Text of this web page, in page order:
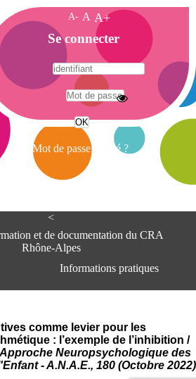
<
et de documentation du CRA
Rhône-Alpes
Informations pratiques
du CRA Rhône-Alpes
Centre Hospitalier le Vinatier
bât 211
95, Bd Pinel
69678 Bron Cedex
comme levier pour les
: l’exemple de l’inhibition /
Neuropsychologique des
- A.N.A.E., 180 (Octobre 2022)
A- A A+
A
c
Se connecter
Mot de passe oublié ?
e